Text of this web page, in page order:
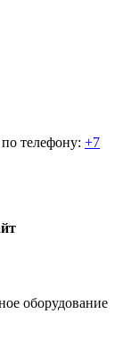
телефону: +7
оборудование